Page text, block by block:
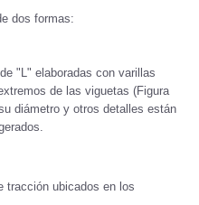
dos formas:
"L" elaboradas con varillas
de las viguetas (Figura
diámetro y otros detalles están
tracción ubicados en los